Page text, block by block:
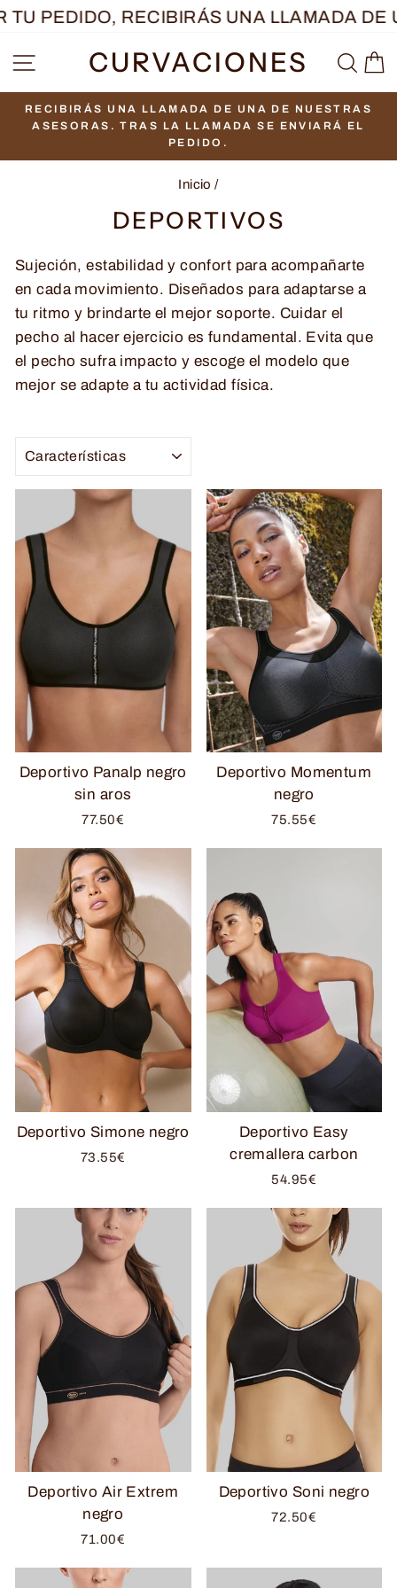
Ir
RECIBIRÁS UNA LLAMADA DE
NAVEGACIÓN
CURVACIONES
diapositivas
pausa
RECIBIRÁS UNA LLAMADA DE UNA DE NUESTRAS
ASESORAS. TRAS LA LLAMADA SE ENVIARÁ EL
PEDIDO.
Inicio /
DEPORTIVOS
Sujeción, estabilidad y confort para acompañarte
en cada movimiento. Diseñados para adaptarse a
tu ritmo y brindarte el mejor soporte. Cuidar el
pecho al hacer ejercicio es fundamental. Evita que
el pecho sufra impacto y escoge el modelo que
mejor se adapte a tu actividad física.
Deportivo Panalp negro
sin aros
77.50€
Deportivo Momentum
negro
75.55€
Deportivo Simone negro
73.55€
Deportivo Easy
cremallera carbon
54.95€
Deportivo Air Extrem
negro
71.00€
Deportivo Soni negro
72.50€